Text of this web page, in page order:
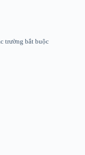
trường bắt buộc